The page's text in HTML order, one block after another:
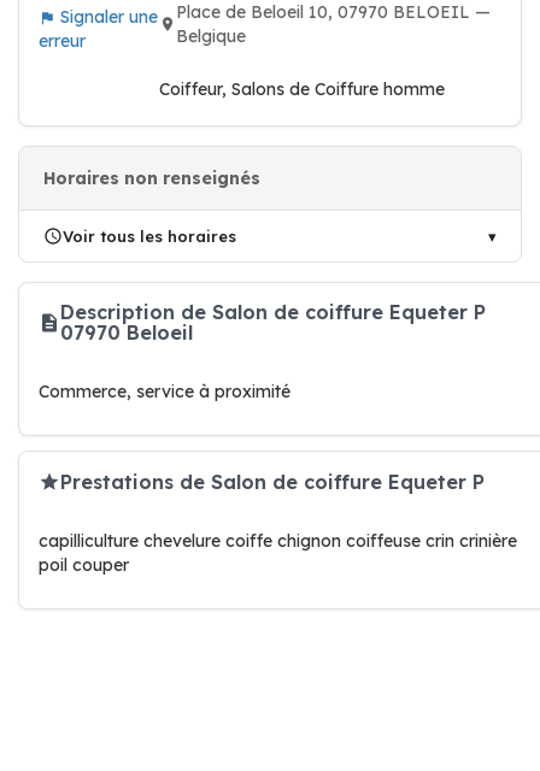
Signaler une
erreur
Place de Beloeil 10, 07970 BELOEIL —
Belgique
Coiffeur, Salons de Coiffure homme
Horaires non renseignés
Voir tous les horaires
Description de Salon de coiffure Equeter P
07970 Beloeil
Commerce, service à proximité
Prestations de Salon de coiffure Equeter P
capilliculture chevelure coiffe chignon coiffeuse crin crinière
poil couper